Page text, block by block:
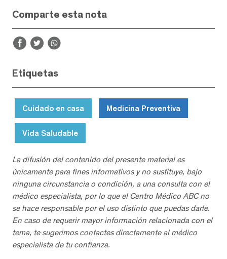
Comparte esta nota
Etiquetas
Cuidado en casa Medicina Preventiva
Vida Saludable
La difusión del contenido del presente material es
únicamente para fines informativos y no sustituye, bajo
ninguna circunstancia o condición, a una consulta con el
médico especialista, por lo que el Centro Médico ABC no
se hace responsable por el uso distinto que puedas darle.
En caso de requerir mayor información relacionada con el
tema, te sugerimos contactes directamente al médico
especialista de tu confianza.